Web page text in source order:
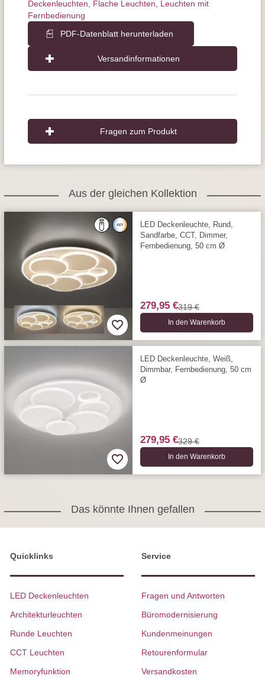
Deckenleuchten
Flache Leuchten
Leuchten mit
Fernbedienung
PDF-Datenblatt herunterladen
Versandinformationen
Fragen zum Produkt
Aus der gleichen Kollektion
LED Deckenleuchte, Rund,
Sandfarbe, CCT, Dimmer,
Fernbedienung, 50 cm Ø
279,95 €319 €
In den Warenkorb
LED Deckenleuchte, Weiß,
Dimmbar, Fernbedienung, 50 cm
Ø
279,95 €329 €
In den Warenkorb
Das könnte Ihnen gefallen
Quicklinks
LED Deckenleuchten
Architekturleuchten
Runde Leuchten
CCT Leuchten
Memoryfunktion
Service
Fragen und Antworten
Büromodernisierung
Kundenmeinungen
Retourenformular
Versandkosten